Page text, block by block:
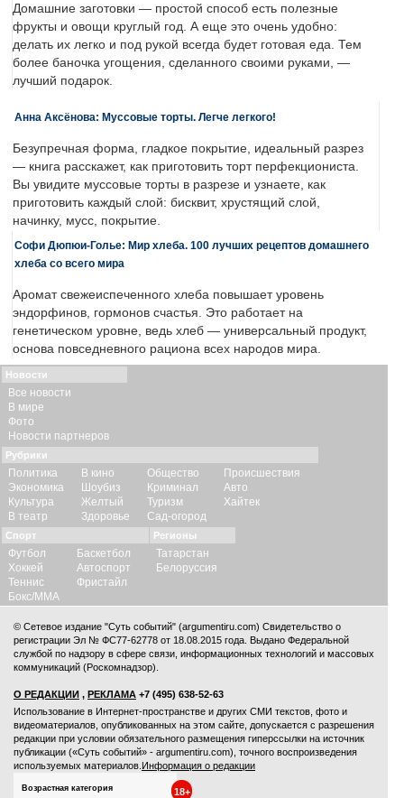
Домашние заготовки — простой способ есть полезные
фрукты и овощи круглый год. А еще это очень удобно:
делать их легко и под рукой всегда будет готовая еда. Тем
более баночка угощения, сделанного своими руками, —
лучший подарок.
Анна Аксёнова: Муссовые торты. Легче легкого!
Безупречная форма, гладкое покрытие, идеальный разрез
— книга расскажет, как приготовить торт перфекциониста.
Вы увидите муссовые торты в разрезе и узнаете, как
приготовить каждый слой: бисквит, хрустящий слой,
начинку, мусс, покрытие.
Софи Дюпюи-Голье: Мир хлеба. 100 лучших рецептов домашнего
хлеба со всего мира
Аромат свежеиспеченного хлеба повышает уровень
эндорфинов, гормонов счастья. Это работает на
генетическом уровне, ведь хлеб — универсальный продукт,
основа повседневного рациона всех народов мира.
Новости
Все новости
В мире
Фото
Новости партнеров
Рубрики
Политика
Экономика
Культура
В театр
В кино
Шоубиз
Желтый
Здоровье
Общество
Криминал
Туризм
Сад-огород
Происшествия
Авто
Хайтек
Спорт
Футбол
Хоккей
Теннис
Бокс/ММА
Баскетбол
Автоспорт
Фристайл
Регионы
Татарстан
Белоруссия
© Сетевое издание "Суть событий" (argumentiru.com) Свидетельство о
регистрации Эл № ФС77-62778 от 18.08.2015 года. Выдано Федеральной
службой по надзору в сфере связи, информационных технологий и массовых
коммуникаций (Роскомнадзор).
О РЕДАКЦИИ , РЕКЛАМА +7 (495) 638-52-63
Использование в Интернет-пространстве и других СМИ текстов, фото и
видеоматериалов, опубликованных на этом сайте, допускается с разрешения
редакции при условии обязательного размещения гиперссылки на источник
публикации («Суть событий» - argumentiru.com), точного воспроизведения
используемых материалов. Информация о редакции
Возрастная категория 18+